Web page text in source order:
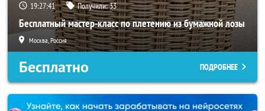
19:27:38 Получили:33
Бесплатный мастер-класс по плетению из бумажной лозы
Москва, Россия
Бесплатно ПОДРОБНЕЕ